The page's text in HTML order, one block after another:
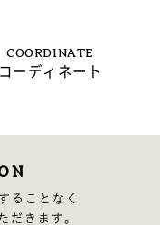
COORDINATE
コーディネート
ることなく
だきます。